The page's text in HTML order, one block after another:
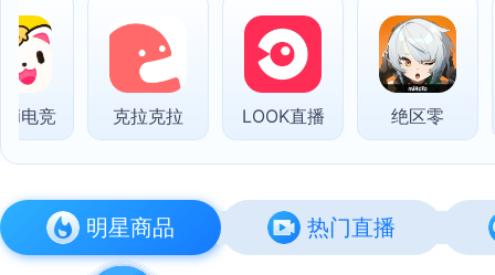
竞 克拉克拉 LOOK直播 绝区零
明星商品 热门直播